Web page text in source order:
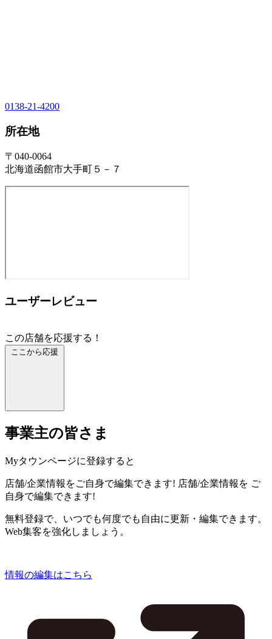
0138-21-4200
所在地
〒040-0064
北海道函館市大手町５－７
ユーザーレビュー
この店舗を応援する！
ここから応援
事業主の皆さま
Myタウンページに登録すると
店舗/企業情報をご自身で編集できます! 店舗/企業情報を ご
自身で編集できます!
無料登録で、いつでも何度でも自由に更新・編集できます。
Web集客を強化しましょう。
情報の編集はこちら